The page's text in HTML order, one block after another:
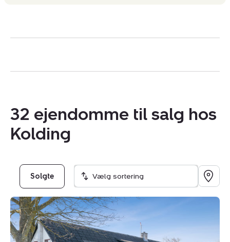
32 ejendomme til salg hos
Kolding
Solgte Vælg sortering
Landejendom:
Øremosevej
1,